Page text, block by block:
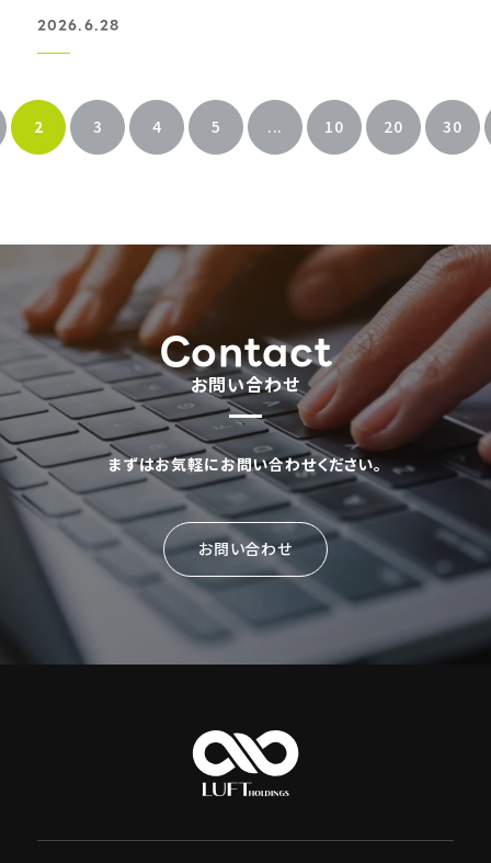
2026.6.28
2 3 4 5 ... 10 20 30
Contact
お問い合わせ
まずはお気軽にお問い合わせください。
お問い合わせ